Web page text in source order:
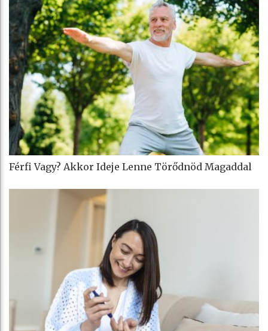
Férfi Vagy? Akkor Ideje Lenne Törődnöd Magaddal